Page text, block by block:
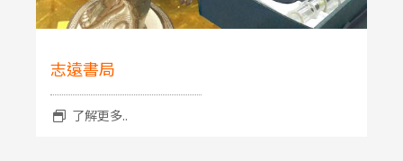
志遠書局
了解更多..